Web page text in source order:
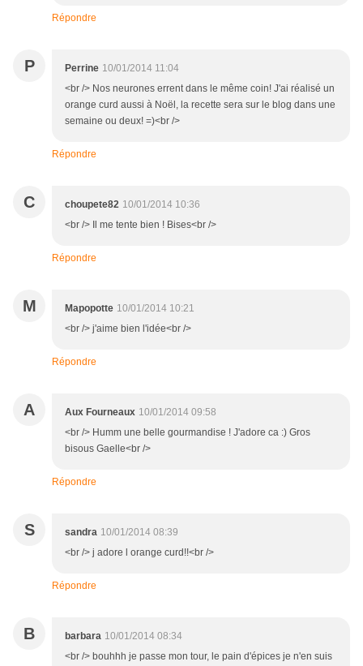
Répondre
P Perrine 10/01/2014 11:04
<br /> Nos neurones errent dans le même coin! J'ai réalisé un
orange curd aussi à Noël, la recette sera sur le blog dans une
semaine ou deux! =)<br />
Répondre
C choupete82 10/01/2014 10:36
<br /> Il me tente bien ! Bises<br />
Répondre
M Mapopotte 10/01/2014 10:21
<br /> j'aime bien l'idée<br />
Répondre
A Aux Fourneaux 10/01/2014 09:58
<br /> Humm une belle gourmandise ! J'adore ca :) Gros
bisous Gaelle<br />
Répondre
S sandra 10/01/2014 08:39
<br /> j adore l orange curd!!<br />
Répondre
B barbara 10/01/2014 08:34
<br /> bouhhh je passe mon tour, le pain d'épices je n'en suis